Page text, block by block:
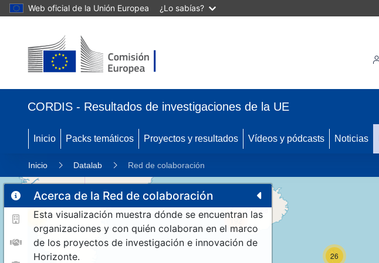
Web oficial de la Unión Europea ¿Lo sabías?
CORDIS - Resultados de investigaciones de la UE
Inicio Packs temáticos Proyectos y resultados Vídeos y pódcasts Noticias
Inicio Datalab Red de colaboración
Acerca de la Red de colaboración
Esta visualización muestra dónde se encuentran las
organizaciones y con quién colaboran en el marco
de los proyectos de investigación e innovación de
Horizonte.
11
26
192